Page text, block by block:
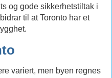
og gode sikkerhetstiltak i
til at Toronto har et
variert, men byen regnes